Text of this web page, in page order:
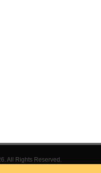
All Rights Reserved.